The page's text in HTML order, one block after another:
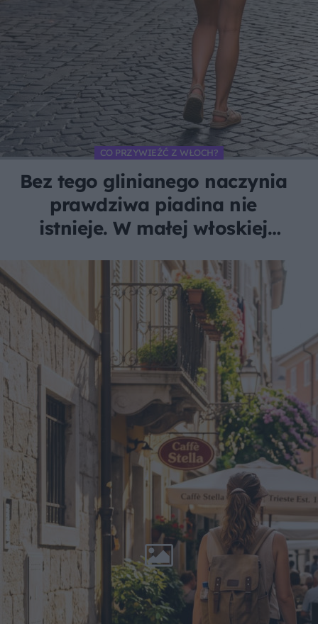
CO PRZYWIEŹĆ Z WŁOCH?
Bez tego glinianego naczynia
prawdziwa piadina nie
istnieje. W małej włoskiej
rodzina